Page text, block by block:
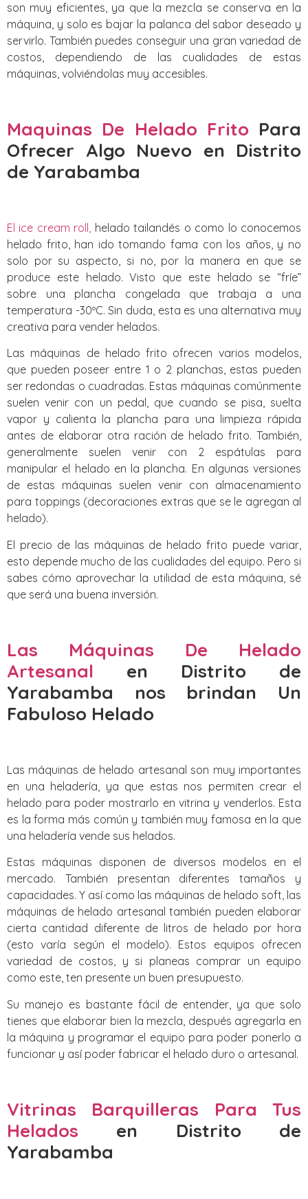
son muy eficientes, ya que la mezcla se conserva en la
máquina, y solo es bajar la palanca del sabor deseado y
servirlo. También puedes conseguir una gran variedad de
costos, dependiendo de las cualidades de estas
máquinas, volviéndolas muy accesibles.
Maquinas De Helado Frito Para
Ofrecer Algo Nuevo en Distrito
de Yarabamba
El ice cream roll, helado tailandés o como lo conocemos
helado frito, han ido tomando fama con los años, y no
solo por su aspecto, si no, por la manera en que se
produce este helado. Visto que este helado se “fríe”
sobre una plancha congelada que trabaja a una
temperatura -30ºC. Sin duda, esta es una alternativa muy
creativa para vender helados.
Las máquinas de helado frito ofrecen varios modelos,
que pueden poseer entre 1 o 2 planchas, estas pueden
ser redondas o cuadradas. Estas máquinas comúnmente
suelen venir con un pedal, que cuando se pisa, suelta
vapor y calienta la plancha para una limpieza rápida
antes de elaborar otra ración de helado frito. También,
generalmente suelen venir con 2 espátulas para
manipular el helado en la plancha. En algunas versiones
de estas máquinas suelen venir con almacenamiento
para toppings (decoraciones extras que se le agregan al
helado).
El precio de las máquinas de helado frito puede variar,
esto depende mucho de las cualidades del equipo. Pero si
sabes cómo aprovechar la utilidad de esta máquina, sé
que será una buena inversión.
Las Máquinas De Helado
Artesanal en Distrito de
Yarabamba nos brindan Un
Fabuloso Helado
Las máquinas de helado artesanal son muy importantes
en una heladería, ya que estas nos permiten crear el
helado para poder mostrarlo en vitrina y venderlos. Esta
es la forma más común y también muy famosa en la que
una heladería vende sus helados.
Estas máquinas disponen de diversos modelos en el
mercado. También presentan diferentes tamaños y
capacidades. Y así como las máquinas de helado soft, las
máquinas de helado artesanal también pueden elaborar
cierta cantidad diferente de litros de helado por hora
(esto varía según el modelo). Estos equipos ofrecen
variedad de costos, y si planeas comprar un equipo
como este, ten presente un buen presupuesto.
Su manejo es bastante fácil de entender, ya que solo
tienes que elaborar bien la mezcla, después agregarla en
la máquina y programar el equipo para poder ponerlo a
funcionar y así poder fabricar el helado duro o artesanal.
Vitrinas Barquilleras Para Tus
Helados en Distrito de
Yarabamba